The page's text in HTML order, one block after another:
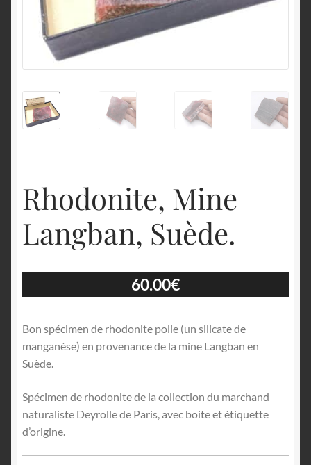
Rhodonite, Mine
Langban, Suède.
60.00€
Bon spécimen de rhodonite polie (un silicate de
manganèse) en provenance de la mine Langban en
Suède.
Spécimen de rhodonite de la collection du marchand
naturaliste Deyrolle de Paris, avec boite et étiquette
d’origine.